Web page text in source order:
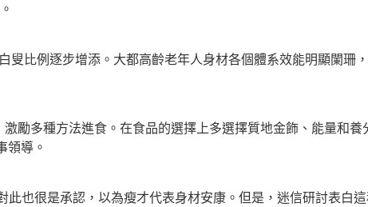
比例逐步增添。大都高齡老年人身材各個體系效能明顯闌珊
多種方法進食。在食品的選擇上多選擇質地金飾、能量和養
領導。
此也很是承認，以為瘦才代表身材安康。但是，迷信研討表白